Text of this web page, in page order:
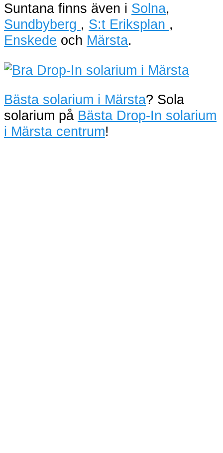
Suntana finns även i Solna,
Sundbyberg , S:t Eriksplan ,
Enskede och Märsta.
Bästa solarium i Märsta? Sola
solarium på Bästa Drop-In solarium
i Märsta centrum!